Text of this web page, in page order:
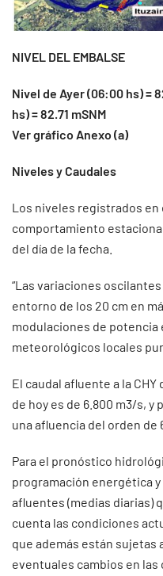
NIVEL DEL EMBALSE
Nivel de Ayer (06:00 hs) =
hs) = 82.71 mSNM
Ver gráfico Anexo (a)
Niveles y Caudales
Los niveles registrados
comportamiento
del día de la fecha.
“Las variaciones
entorno de los 20 cm en
modulaciones de potencia
meteorológicos locales
El caudal afluente a la
de hoy es de 6.800 m3/s, y
una afluencia del orden de
Para el pronóstico
programación energética
afluentes (medias diarias)
cuenta las condiciones
que además están sujetas
eventuales cambios en las